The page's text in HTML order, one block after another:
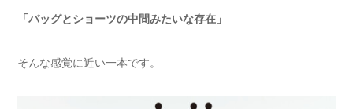
「バッグとショーツの中間みたいな存在」
そんな感覚に近い一本です。